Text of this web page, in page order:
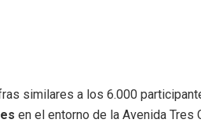
similares a los 6.000
en el entorno de la Avenida Tres